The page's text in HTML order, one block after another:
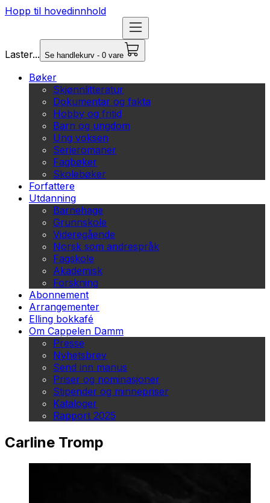
Hopp til hovedinnhold
Laster... Se handlekurv - 0 vare
Bøker
Skjønnlitteratur
Dokumentar og fakta
Hobby og fritid
Barn og ungdom
Ung voksen
Serieromaner
Fagbøker
Skolebøker
Forfattere
Utdanning
Barnehage
Grunnskole
Videregående
Norsk som andrespråk
Fagskole
Akademisk
Forskning
Abonnement
Arrangementer
Elling bokkafé
Om Cappelen Damm
Presse
Nyhetsbrev
Send inn manus
Priser og nominasjoner
Stipender og minnepriser
Kataloger
Rapport 2025
Carline Tromp